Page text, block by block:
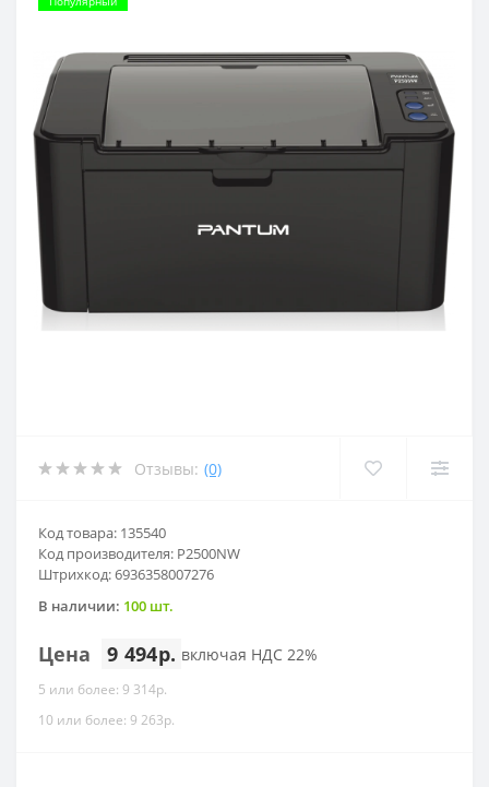
Отзывы: (0)
Код товара: 135540
Код производителя: P2500NW
Штрихкод: 6936358007276
В наличии: 100 шт.
Цена 9 494р. включая НДС 22%
5 или более: 9 314р.
10 или более: 9 263р.